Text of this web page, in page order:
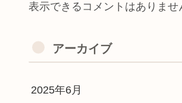
表示できるコメントはありませ
アーカイブ
2025年6月